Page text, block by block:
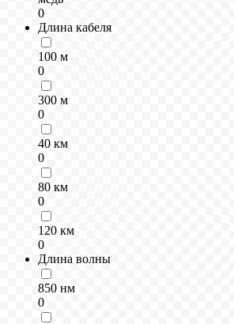
0
Длина кабеля
100 м
0
300 м
0
40 км
0
80 км
0
120 км
0
Длина волны
850 нм
0